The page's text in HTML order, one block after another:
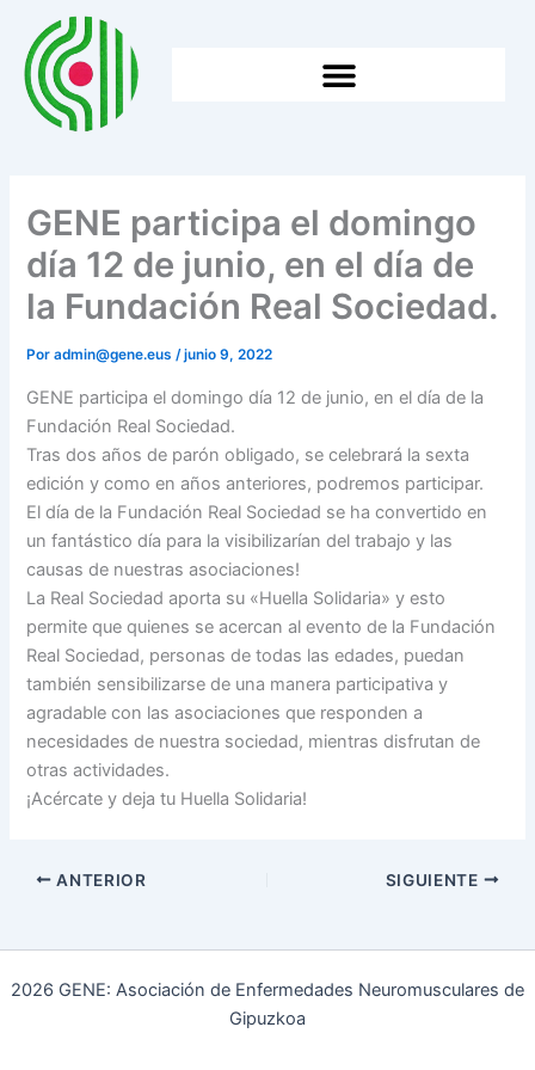
contenido
GENE participa el domingo
día 12 de junio, en el día de
la Fundación Real Sociedad.
Poradmin@gene.eus/junio 9, 2022
GENE participa el domingo día 12 de junio, en el día de la
Fundación Real Sociedad.
Tras dos años de parón obligado, se celebrará la sexta
edición y como en años anteriores, podremos participar.
El día de la Fundación Real Sociedad se ha convertido en
un fantástico día para la visibilizarían del trabajo y las
causas de nuestras asociaciones!
La Real Sociedad aporta su «Huella Solidaria» y esto
permite que quienes se acercan al evento de la Fundación
Real Sociedad, personas de todas las edades, puedan
también sensibilizarse de una manera participativa y
agradable con las asociaciones que responden a
necesidades de nuestra sociedad, mientras disfrutan de
otras actividades.
¡Acércate y deja tu Huella Solidaria!
ANTERIOR SIGUIENTE
2026 GENE: Asociación de Enfermedades Neuromusculares de
Gipuzkoa